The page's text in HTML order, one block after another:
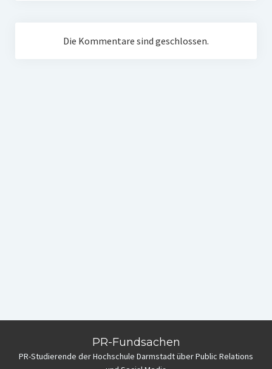
Die Kommentare sind geschlossen.
PR-Fundsachen
PR-Studierende der Hochschule Darmstadt über Public Relations